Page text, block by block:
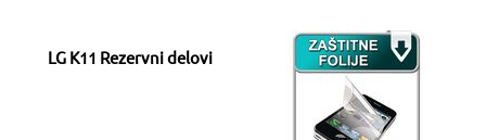
LG K11 Rezervni delovi